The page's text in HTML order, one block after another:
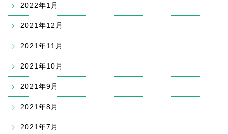
2022年1月
2021年12月
2021年11月
2021年10月
2021年9月
2021年8月
2021年7月